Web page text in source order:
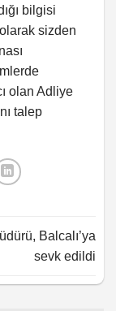
bilgisi
sizden
olan Adliye
talep
Balcalı’ya
sevk edildi